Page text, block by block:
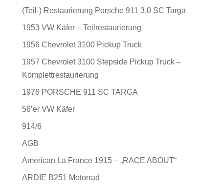
(Teil-) Restaurierung Porsche 911 3.0 SC Targa
1953 VW Käfer – Teilrestaurierung
1956 Chevrolet 3100 Pickup Truck
1957 Chevrolet 3100 Stepside Pickup Truck –
Komplettrestaurierung
1978 PORSCHE 911 SC TARGA
56’er VW Käfer
914/6
AGB
American La France 1915 – „RACE ABOUT“
ARDIE B251 Motorrad